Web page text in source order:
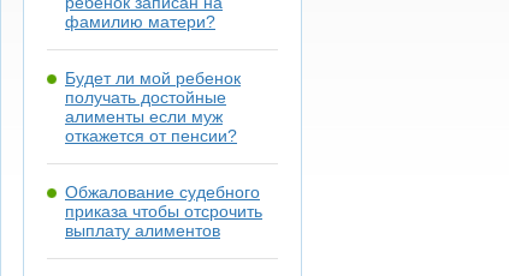
фамилию матери?
Будет ли мой ребенок
получать достойные
алименты если муж
откажется от пенсии?
Обжалование судебного
приказа чтобы отсрочить
выплату алиментов